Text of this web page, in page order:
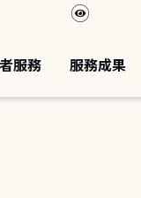
服務 服務成果